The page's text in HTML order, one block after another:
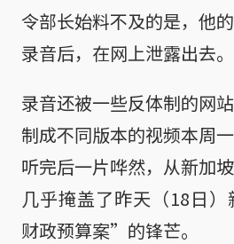
令部长始料不及的是，他
录音后，在网上泄露出去。
录音还被一些反体制的网
制成不同版本的视频本周
听完后一片哗然，从新加
几乎掩盖了昨天（18日
财政预算案”的锋芒。